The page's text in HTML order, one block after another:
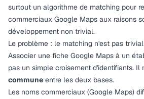
surtout un algorithme de matching pour
commerciaux Google Maps aux raisons
développement non trivial.
Le problème : le matching n'est pas trivial
Associer une fiche Google Maps à un
pas un simple croisement d'identifiants. Il
commune entre les deux bases.
Les noms commerciaux (Google Maps)